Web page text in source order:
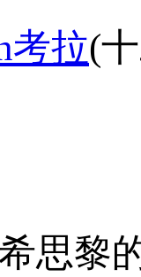
考拉(
思黎